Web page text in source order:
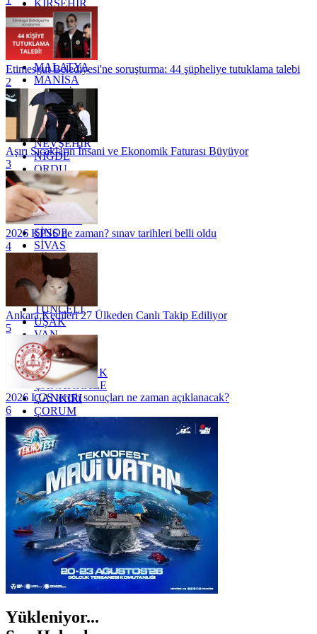
KIRŞEHİR
KOCAELİ
KONYA
KÜTAHYA
KİLİS
MALATYA
MANİSA
MARDİN
MERSİN
MUĞLA
MUŞ
NEVŞEHİR
NİĞDE
ORDU
OSMANİYE
RİZE
SAKARYA
SAMSUN
SİNOP
SİVAS
SİİRT
TEKİRDAĞ
TOKAT
TRABZON
TUNCELİ
UŞAK
VAN
YALOVA
YOZGAT
ZONGULDAK
ÇANAKKALE
ÇANKIRI
ÇORUM
İSTANBUL
İZMİR
ŞANLIURFA
ŞIRNAK
Etimesgut Belediyesi'ne soruşturma: 44 şüpheliye tutuklama talebi
2
Aşırı Sıcakların İnsani ve Ekonomik Faturası Büyüyor
3
2026 KPSS ne zaman? sınav tarihleri belli oldu
4
Ankara Kedileri 27 Ülkeden Canlı Takip Ediliyor
5
2026 LGS tercih sonuçları ne zaman açıklanacak?
6
Yükleniyor...